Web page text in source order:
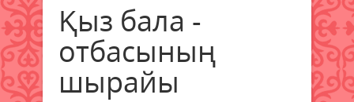
Қыз бала -
отбасының
шырайы